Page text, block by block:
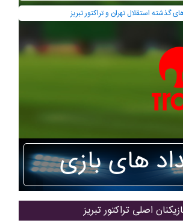
گذشته استقلال تهران و تراکتور تبریز
های بازی
اصلی تراکتور تبریز